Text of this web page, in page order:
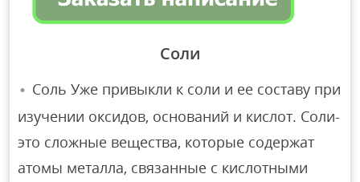
Соли
Соль Уже привыкли к соли и ее составу при
изучении оксидов, оснований и кислот. Соли-
это сложные вещества, которые содержат
атомы металла, связанные с кислотными